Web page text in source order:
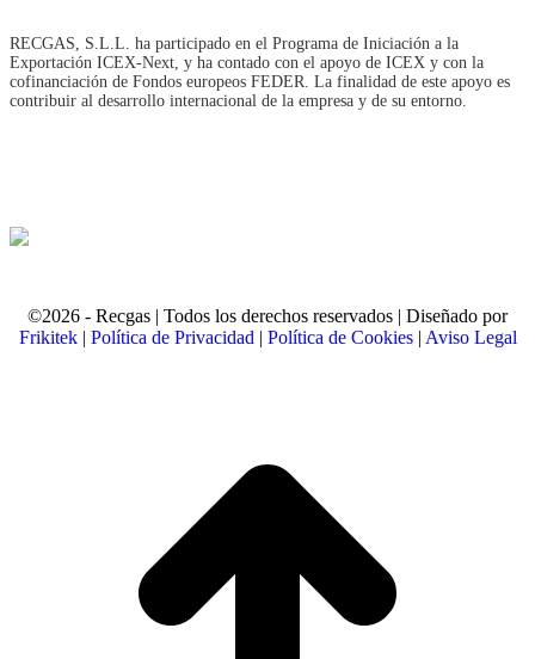
RECGAS, S.L.L. ha participado en el Programa de Iniciación a la
Exportación ICEX‐Next, y ha contado con el apoyo de ICEX y con la
cofinanciación de Fondos europeos FEDER. La finalidad de este apoyo es
contribuir al desarrollo internacional de la empresa y de su entorno.
©2026 - Recgas | Todos los derechos reservados | Diseñado por
Frikitek| Política de Privacidad | Política de Cookies| Aviso Legal